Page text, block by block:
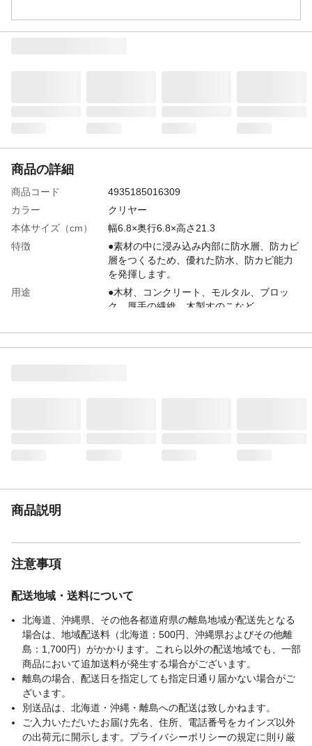
商品の詳細
商品コード
4935185016309
カラー
クリヤー
本体サイズ（cm）
幅6.8×奥行6.8×高さ21.3
特徴
●素材の中に浸み込み内部に防水層、防カビ
層をつくるため、優れた防水、防カビ能力
を発揮します。
用途
●木材、コンクリート、モルタル、ブロッ
ク、厚手の繊維、木製すのこなど
って下さい。2、使用するときは、容器のふ
危険等級
2
生産国
日本
製造元
日本特殊塗料
販売元
ニットク商工株式会社
うすめる液
不可
うすめ方
液性
油性
乾燥時間
夏:6時間、冬:10時間
商品説明
注意事項
配送地域・送料について
北海道、沖縄県、その他各都道府県の離島地域が配送先となる
場合は、地域配送料（北海道：500円、沖縄県およびその他離
島：1,700円）がかかります。これら以外の配送地域でも、一部
商品において追加送料が発生する場合がございます。
離島の場合、配送日を指定しても指定日通り届かない場合がご
ざいます。
別送品は、北海道・沖縄・離島への配送は致しかねます。
ご入力いただいたお届け先名、住所、電話番号をカインズ以外
の出荷元に開示します。プライバシーポリシーの規定に則り厳